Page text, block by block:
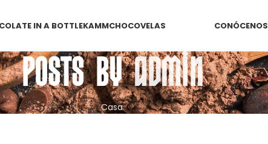
IN A BOTTLEKAMMCHOCOVELAS CONÓCENOS
Posts byadmin
Casa